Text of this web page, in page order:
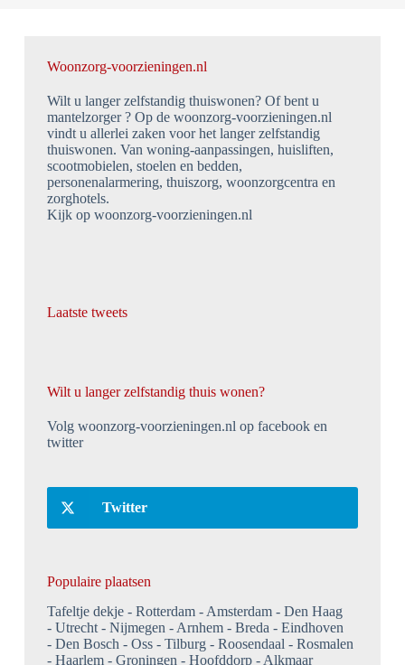
Woonzorg-voorzieningen.nl
Wilt u langer zelfstandig thuiswonen? Of bent u
mantelzorger ? Op de woonzorg-voorzieningen.nl
vindt u allerlei zaken voor het langer zelfstandig
thuiswonen. Van woning-aanpassingen, huisliften,
scootmobielen, stoelen en bedden,
personenalarmering, thuiszorg, woonzorgcentra en
zorghotels.
Kijk op woonzorg-voorzieningen.nl
Laatste tweets
Wilt u langer zelfstandig thuis wonen?
Volg woonzorg-voorzieningen.nl op facebook en
twitter
Twitter
Populaire plaatsen
Tafeltje dekje
Rotterdam Amsterdam
Den Haag
Utrecht
Nijmegen Arnhem Breda
Eindhoven
Den Bosch
Oss Tilburg Roosendaal
Rosmalen
Haarlem
Groningen Hoofddorp Alkmaar